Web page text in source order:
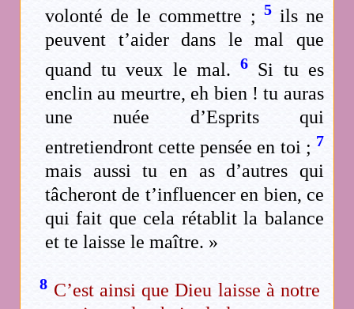
volonté de le commettre ; 5ils ne
peuvent t’aider dans le mal que
quand tu veux le mal.6 Si tu es
enclin au meurtre, eh bien ! tu auras
une nuée d’Esprits qui
entretiendront cette pensée en toi ; 7
mais aussi tu en as d’autres qui
tâcheront de t’influencer en bien, ce
qui fait que cela rétablit la balance
et te laisse le maître. »
8 C’est ainsi que Dieu laisse à notre